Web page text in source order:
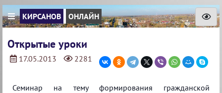
КИРСАНОВ ОНЛАЙН
Открытые уроки
17.05.2013 2281
Семинар на тему формирования гражданской